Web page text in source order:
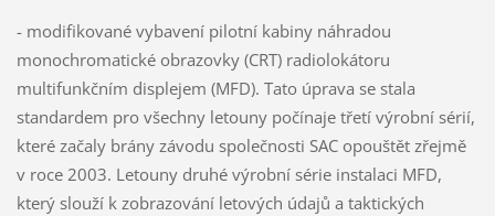
- modifikované vybavení pilotní kabiny náhradou
monochromatické obrazovky (CRT) radiolokátoru
multifunkčním displejem (MFD). Tato úprava se stala
standardem pro všechny letouny počínaje třetí výrobní sérií,
které začaly brány závodu společnosti SAC opouštět zřejmě
v roce 2003. Letouny druhé výrobní série instalaci MFD,
který slouží k zobrazování letových údajů a taktických